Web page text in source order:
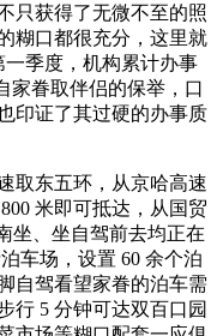
只获得了无微不至的照
糊口都很充分，这里就
一季度，机构累计办事
家眷取伴侣的保举，口
印证了其过硬的办事质
东五环，从京哈高速
米即可抵达，从国贸
坐、坐自驾前去均正在
车场，设置 60 余个泊
自驾看望家眷的泊车需
行 5 分钟可达双百口园